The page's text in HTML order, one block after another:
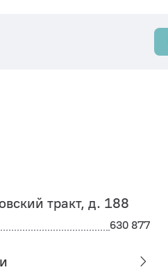
тракт, д. 188
630 877